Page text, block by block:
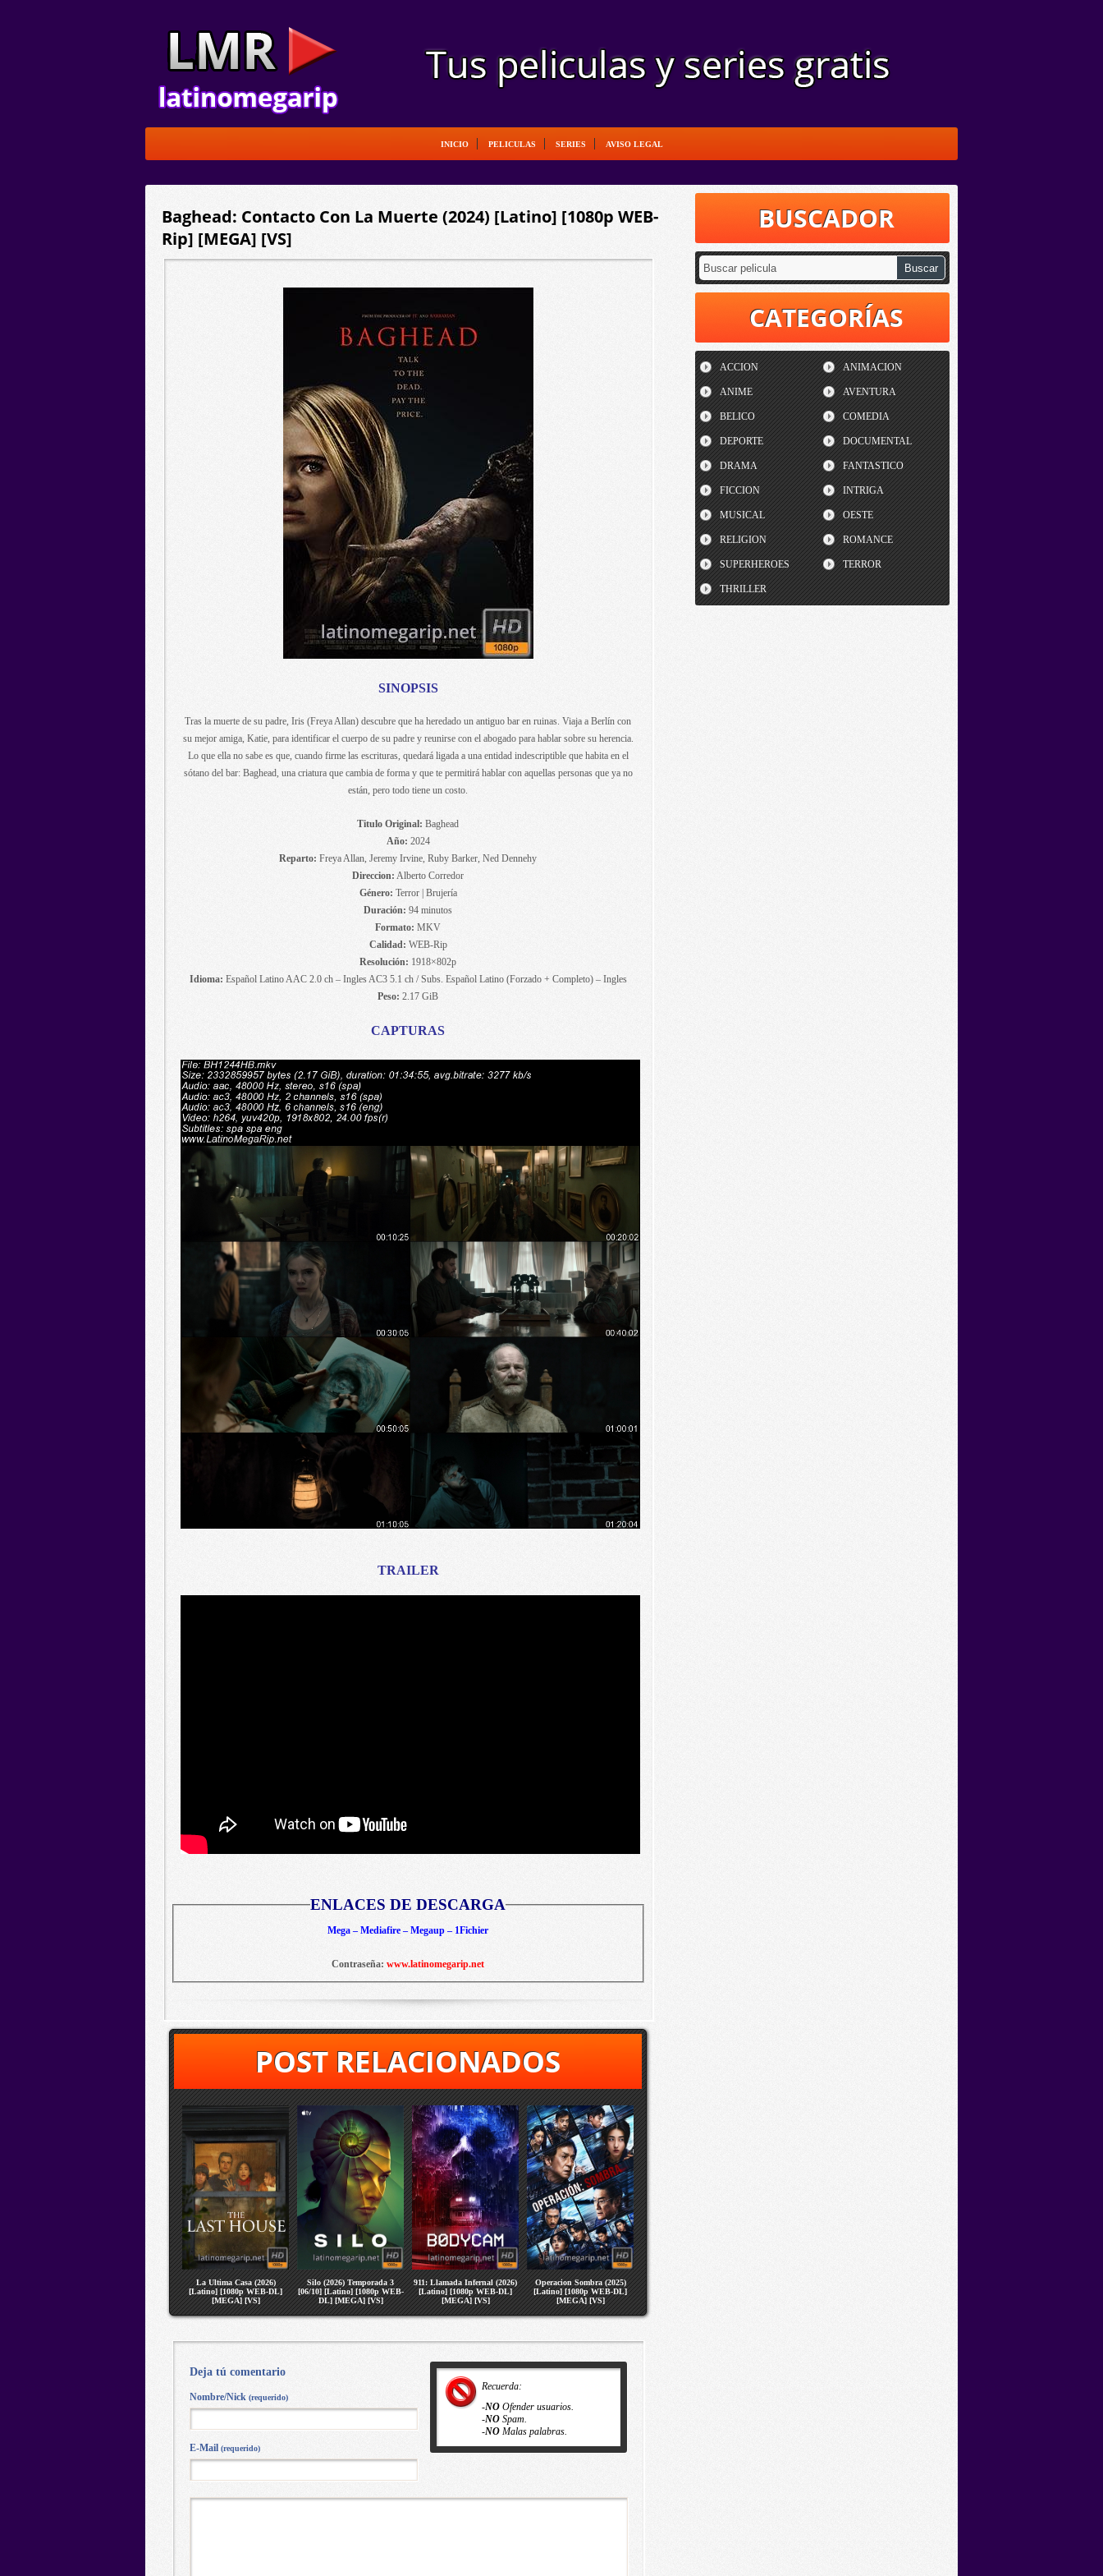
INICIO PELICULAS SERIES AVISO LEGAL
Baghead: Contacto Con La Muerte (2024) [Latino] [1080p WEB-
Rip] [MEGA] [VS]
SINOPSIS
Tras la muerte de su padre, Iris (Freya Allan) descubre que ha heredado un antiguo bar en ruinas. Viaja a Berlín con
su mejor amiga, Katie, para identificar el cuerpo de su padre y reunirse con el abogado para hablar sobre su herencia.
Lo que ella no sabe es que, cuando firme las escrituras, quedará ligada a una entidad indescriptible que habita en el
sótano del bar: Baghead, una criatura que cambia de forma y que te permitirá hablar con aquellas personas que ya no
están, pero todo tiene un costo.
Titulo Original: Baghead
Año: 2024
Reparto: Freya Allan, Jeremy Irvine, Ruby Barker, Ned Dennehy
Direccion: Alberto Corredor
Género: Terror | Brujería
Duración: 94 minutos
Formato: MKV
Calidad: WEB-Rip
Resolución: 1918×802p
Idioma: Español Latino AAC 2.0 ch – Ingles AC3 5.1 ch / Subs. Español Latino (Forzado + Completo) – Ingles
Peso: 2.17 GiB
CAPTURAS
TRAILER
ENLACES DE DESCARGA
Mega – Mediafire – Megaup – 1Fichier
Contraseña: www.latinomegarip.net
POST RELACIONADOS
La Ultima Casa (2026)
[Latino] [1080p WEB-DL]
[MEGA] [VS]
Silo (2026) Temporada 3
[06/10] [Latino] [1080p WEB-
DL] [MEGA] [VS]
911: Llamada Infernal (2026)
[Latino] [1080p WEB-DL]
[MEGA] [VS]
Operacion Sombra (2025)
[Latino] [1080p WEB-DL]
[MEGA] [VS]
Recuerda:
-NO Ofender usuarios.
-NO Spam.
-NO Malas palabras.
Deja tú comentario
Nombre/Nick (requerido)
E-Mail (requerido)
BUSCADOR
CATEGORÍAS
ACCION ANIMACION
ANIME AVENTURA
BELICO COMEDIA
DEPORTE DOCUMENTAL
DRAMA FANTASTICO
FICCION INTRIGA
MUSICAL OESTE
RELIGION ROMANCE
SUPERHEROES TERROR
THRILLER